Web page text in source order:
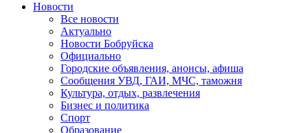
Новости
Все новости
Актуально
Новости Бобруйска
Официально
Городские объявления, анонсы, афиша
Сообщения УВД, ГАИ, МЧС, таможня
Культура, отдых, развлечения
Бизнес и политика
Спорт
Образование